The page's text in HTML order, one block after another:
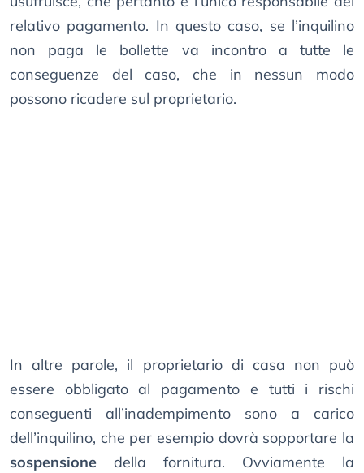
relativo pagamento. In questo caso, se l’inquilino
non paga le bollette va incontro a tutte le
conseguenze del caso, che in nessun modo
possono ricadere sul proprietario.
In altre parole, il proprietario di casa non può
essere obbligato al pagamento e tutti i rischi
conseguenti all’inadempimento sono a carico
dell’inquilino, che per esempio dovrà sopportare la
sospensione della fornitura. Ovviamente la